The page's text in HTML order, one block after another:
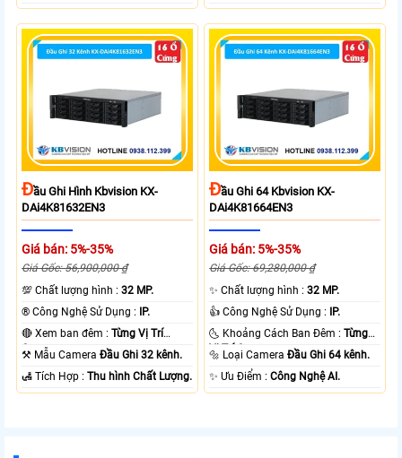
ĐẦu Ghi Hình Kbvision KX-
DAi4K81632EN3
Giá bán: 5%-35%
Giá Gốc: 56,900,000 ₫
💯 Chất lượng hình :32 MP.
®️ Công Nghệ Sử Dụng : IP.
🔴 Xem ban đêm :Từng Vị Trí
Camera .
⚒ Mẫu CameraĐầu Ghi 32 kênh.
️🛃 Tích Hợp :Thu hình Chất Lượng.
ĐẦu Ghi 64 Kbvision KX-
DAi4K81664EN3
Giá bán: 5%-35%
Giá Gốc: 69,280,000 ₫
✨ Chất lượng hình :32 MP.
👍 Công Nghệ Sử Dụng : IP.
🌜 Khoảng Cách Ban Đêm :Từng
Vị Trí Camera .
🔩 Loại CameraĐầu Ghi 64 kênh.
️✨ Ưu Điểm :Công Nghệ AI.